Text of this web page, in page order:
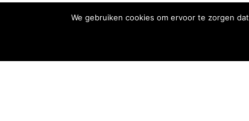
We gebruiken cookies om ervoor te zorgen